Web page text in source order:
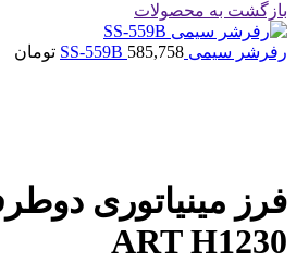
بازگشت به محصولات
رفرشر سیمی SS-559B 585,758
تومان
فرز مینیاتوری
ART H1230